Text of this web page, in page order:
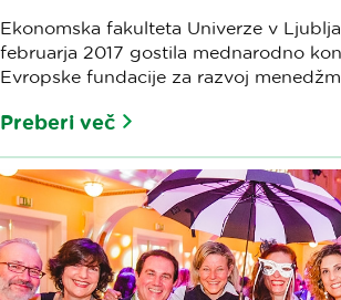
Ekonomska fakulteta Univerze v
februarja 2017 gostila mednarodno
Evropske fundacije za razvoj
Preberi več